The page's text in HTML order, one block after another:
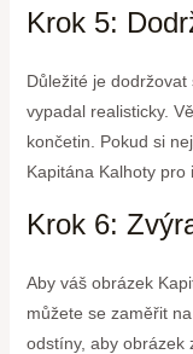
Krok 5:
Důležité je
vypadal realisticky.
končetin. Pokud si
Kapitána Kalhoty pro
Krok 6:
Aby váš obrázek
můžete se zaměřit
odstíny, aby obrázek